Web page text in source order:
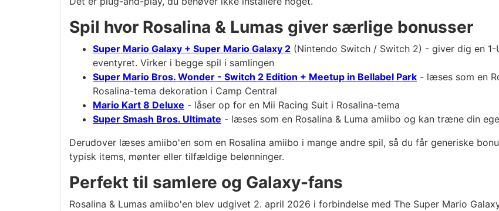
Spil hvor Rosalina & Lumas giver særlige bonusser
Super Mario Galaxy + Super Mario Galaxy 2 (Nintendo Switch / Switch 2) - giver dig en
eventyret. Virker i begge spil i samlingen
Super Mario Bros. Wonder - Switch 2 Edition + Meetup in Bellabel Park - læses som en
Rosalina-tema dekoration i Camp Central
Mario Kart 8 Deluxe - låser op for en Mii Racing Suit i Rosalina-tema
Super Smash Bros. Ultimate - læses som en Rosalina & Luma amiibo og kan træne din
Derudover læses amiibo'en som en Rosalina amiibo i mange andre spil, så du får generiske
typisk items, mønter eller tilfældige belønninger.
Perfekt til samlere og Galaxy-fans
Rosalina & Lumas amiibo'en blev udgivet 2. april 2026 i forbindelse med The Super Mario